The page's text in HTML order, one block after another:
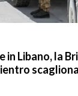
in Libano, la